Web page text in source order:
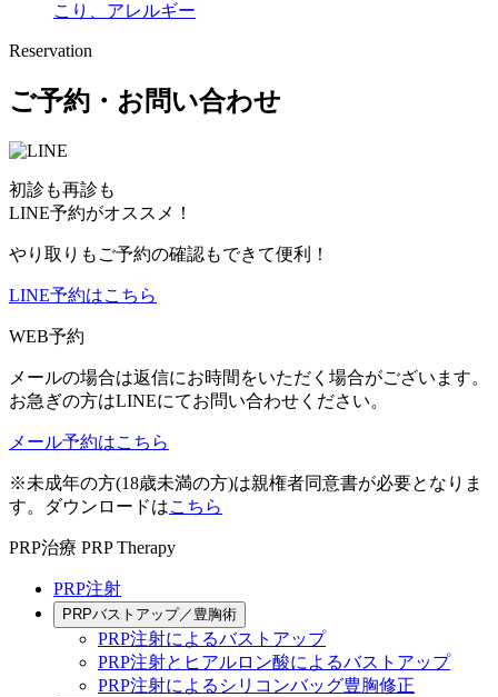
こり、アレルギー
Reservation
ご予約・お問い合わせ
初診も再診も
LINE予約がオススメ！
やり取りもご予約の確認もできて便利！
LINE予約はこちら
WEB予約
メールの場合は返信にお時間をいただく場合がございます。
お急ぎの方はLINEにてお問い合わせください。
メール予約はこちら
※未成年の方(18歳未満の方)は親権者同意書が必要となりま
す。ダウンロードはこちら
PRP治療 PRP Therapy
PRP注射
PRPバストアップ／豊胸術
PRP注射によるバストアップ
PRP注射とヒアルロン酸によるバストアップ
PRP注射によるシリコンバッグ豊胸修正